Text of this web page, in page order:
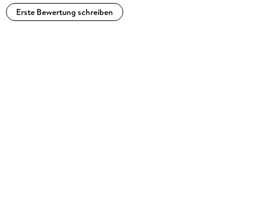
Erste Bewertung schreiben